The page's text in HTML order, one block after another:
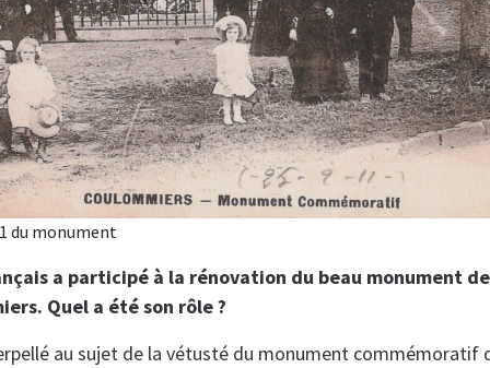
du monument
a participé à la rénovation du beau monument
Quel a été son rôle ?
au sujet de la vétusté du monument commémoratif